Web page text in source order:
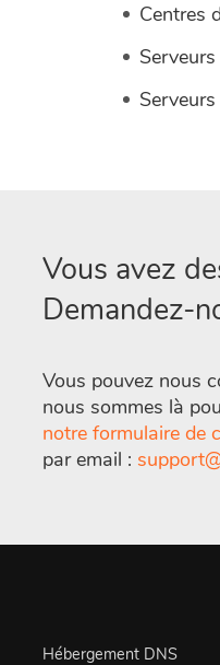
Centres
Vous avez
Demandez-
Vous pouvez nous
nous sommes là
notre formulaire de
par email :
Hébergement DNS